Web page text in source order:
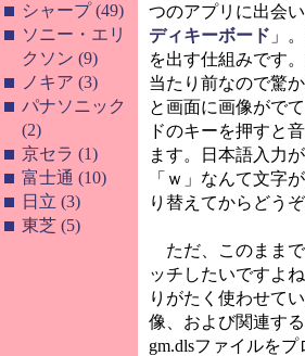
シャープ (49)
ソニー・エリ
クソン (9)
ノキア (3)
パナソニック
(2)
京セラ (1)
富士通 (10)
日立 (3)
東芝 (5)
つのアプリに出会
ディキーボード 」
を出す仕組みです
当たり前なので驚
と画面に画像がで
ドのキーを押すと
ます。日本語入力
「ｗ」なんて文字
り替えてからどうぞ
ただ、このままで
ッチしたいですよ
りがたく使わせて
像、および関連す
gm.dlsファイルを